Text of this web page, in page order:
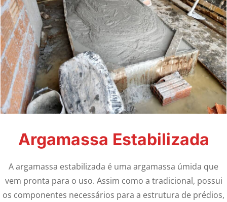
Argamassa Estabilizada
A argamassa estabilizada é uma argamassa úmida que
vem pronta para o uso. Assim como a tradicional, possui
os componentes necessários para a estrutura de prédios,